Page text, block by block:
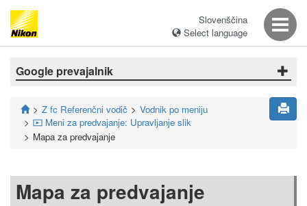
Slovenščina
Select language
Google prevajalnik
Z fc Referenčni vodič Vodnik po meniju
D Meni za predvajanje: Upravljanje slik
Mapa za predvajanje
Mapa za predvajanje